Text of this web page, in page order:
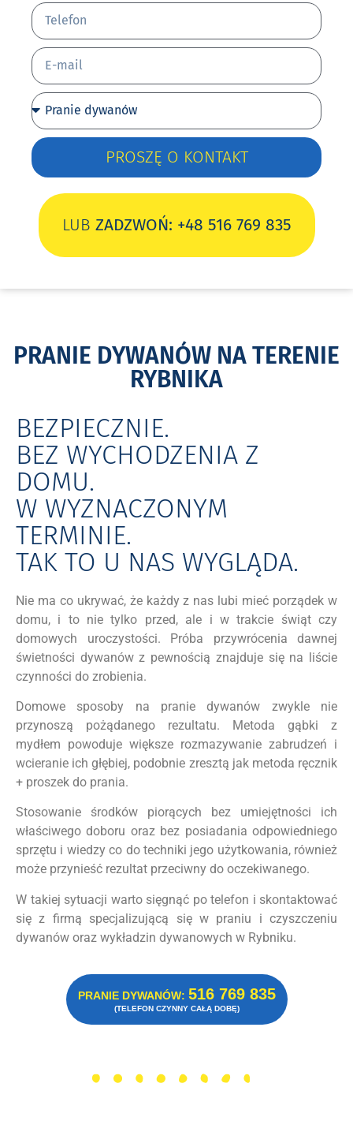
PROSZĘ O KONTAKT
LUB ZADZWOŃ: +48 516 769 835
PRANIE DYWANÓW NA TERENIE
RYBNIKA
BEZPIECZNIE.
BEZ WYCHODZENIA Z
DOMU.
W WYZNACZONYM
TERMINIE.
TAK TO U NAS WYGLĄDA.
Nie ma co ukrywać, że każdy z nas lubi mieć porządek w
domu, i to nie tylko przed, ale i w trakcie świąt czy
domowych uroczystości. Próba przywrócenia dawnej
świetności dywanów z pewnością znajduje się na liście
czynności do zrobienia.
Domowe sposoby na pranie dywanów zwykle nie
przynoszą pożądanego rezultatu. Metoda gąbki z
mydłem powoduje większe rozmazywanie zabrudzeń i
wcieranie ich głębiej, podobnie zresztą jak metoda ręcznik
+ proszek do prania.
Stosowanie środków piorących bez umiejętności ich
właściwego doboru oraz bez posiadania odpowiedniego
sprzętu i wiedzy co do techniki jego użytkowania, również
może przynieść rezultat przeciwny do oczekiwanego.
W takiej sytuacji warto sięgnąć po telefon i skontaktować
się z firmą specjalizującą się w praniu i czyszczeniu
dywanów oraz wykładzin dywanowych w Rybniku.
PRANIE DYWANÓW: 516 769 835
(TELEFON CZYNNY CAŁĄ DOBĘ)